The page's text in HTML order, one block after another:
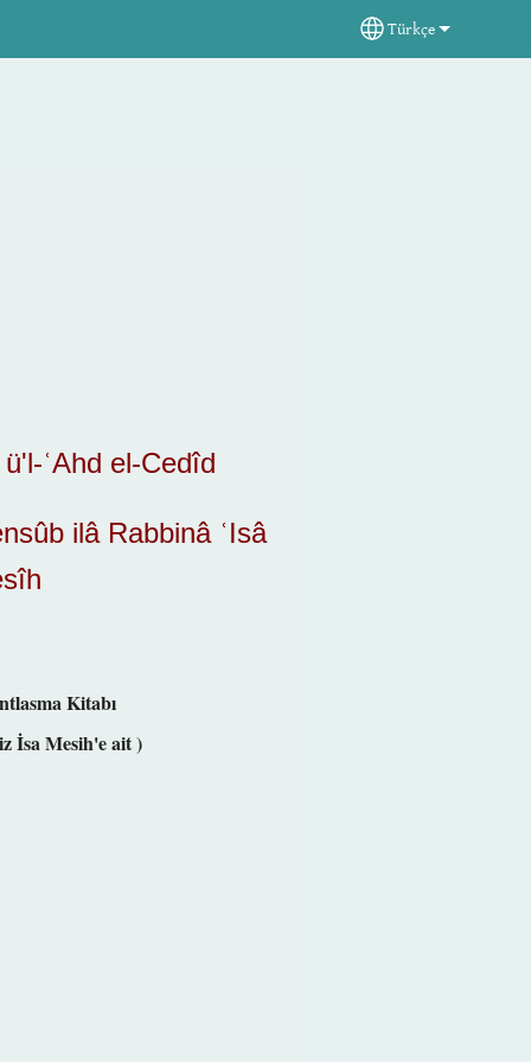
Select your
Türkçe
ʿAhd el-Cedîd
ilâ Rabbinâ ʿIsâ
Kitabı
İsa Mesih'e ait )